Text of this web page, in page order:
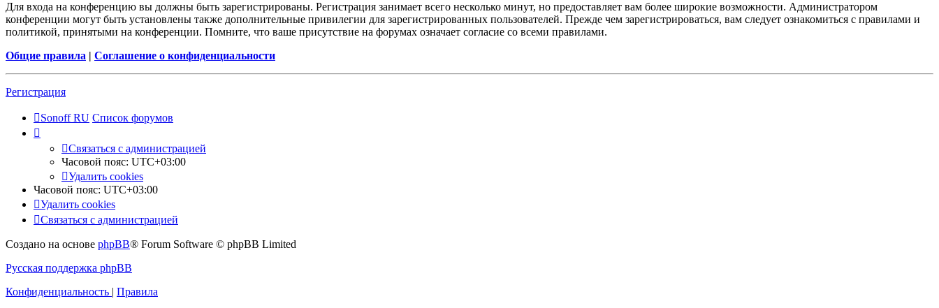
Для входа на конференцию вы должны быть зарегистрированы. Регистрация занимает всего несколько минут, но предоставляет вам более широкие возможности. Администратором
конференции могут быть установлены также дополнительные привилегии для зарегистрированных пользователей. Прежде чем зарегистрироваться, вам следует ознакомиться с правилами и
политикой, принятыми на конференции. Помните, что ваше присутствие на форумах означает согласие со всеми правилами.
Общие правила | Соглашение о конфиденциальности
Регистрация
Sonoff RU Список форумов
Связаться с администрацией
Часовой пояс: UTC+03:00
Удалить cookies
Часовой пояс: UTC+03:00
Удалить cookies
Связаться с администрацией
Создано на основе phpBB® Forum Software © phpBB Limited
Русская поддержка phpBB
Конфиденциальность | Правила